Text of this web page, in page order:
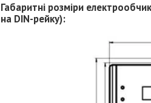
Габаритні розміри
на DIN-рейку):